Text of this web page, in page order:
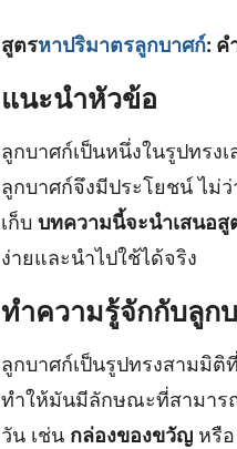
สูตรหาปริมาตรลูกบาศก์: ค
แนะนำหัวข้อ
ลูกบาศก์เป็นหนึ่งในรูปทร
ลูกบาศก์จึงมีประโยชน์ ไม่
เก็บ บทความนี้จะนำเสนอสู
ง่ายและนำไปใช้ได้จริง
ทำความรู้จักกับลูก
ลูกบาศก์เป็นรูปทรงสามมิติ
ทำให้มันมีลักษณะที่สามาร
วัน เช่น กล่องของขวัญ หรือ